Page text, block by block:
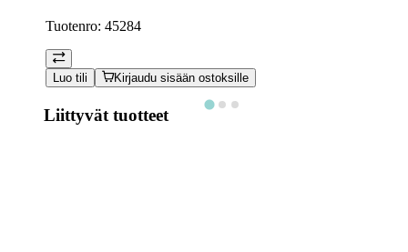
Tuotenro: 45284
Luo tili Kirjaudu sisään ostoksille
Liittyvät tuotteet